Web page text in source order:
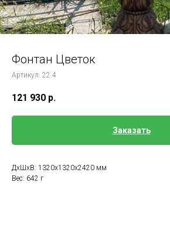
Фонтан Цветок
Артикул: 22.4
121 930 р.
Заказать
ДxШxВ: 1320x1320x2420 мм
Вес: 642 г